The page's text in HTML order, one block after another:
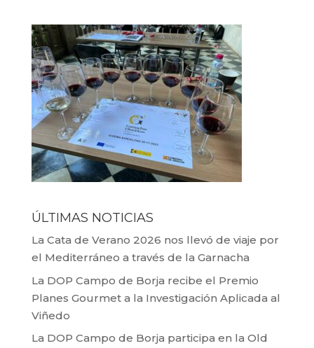
ÚLTIMAS NOTICIAS
La Cata de Verano 2026 nos llevó de viaje por
el Mediterráneo a través de la Garnacha
La DOP Campo de Borja recibe el Premio
Planes Gourmet a la Investigación Aplicada al
Viñedo
La DOP Campo de Borja participa en la Old